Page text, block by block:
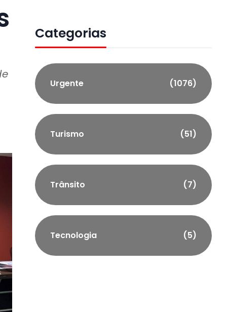
Categorias
Urgente (1076)
Turismo (51)
Trânsito (7)
Tecnologia (5)